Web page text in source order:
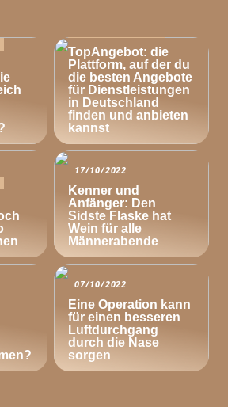
TopAngebot: die
Plattform, auf der du
die besten Angebote
für Dienstleistungen
in Deutschland
finden und anbieten
kannst
17/10/2022
Kenner und
Anfänger: Den
Sidste Flaske hat
Wein für alle
Männerabende
07/10/2022
Eine Operation kann
für einen besseren
Luftdurchgang
durch die Nase
sorgen